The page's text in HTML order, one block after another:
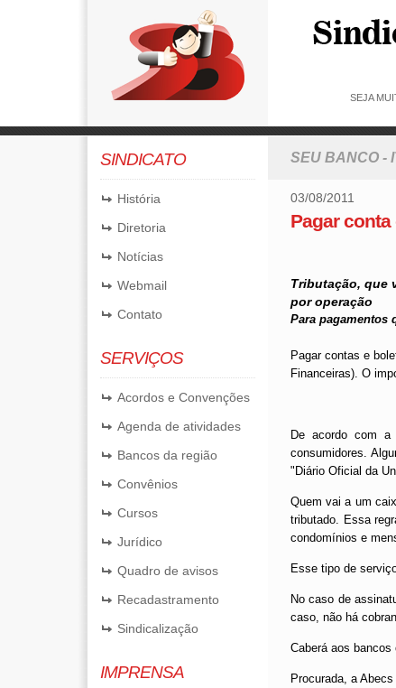
SEJA
SINDICATO
História
Diretoria
Notícias
Webmail
Contato
SERVIÇOS
Acordos e Convenções
Agenda de atividades
Bancos da região
Convênios
Cursos
Jurídico
Quadro de avisos
Recadastramento
Sindicalização
IMPRENSA
SEU BANCO -
03/08/2011
Pagar
Tributação, que
por operação
Para pagamentos
Pagar contas e
Financeiras). O
De acordo com
consumidores.
"Diário Oficial da
Quem vai a um
tributado. Essa
condomín­ios e
Esse tipo de
No caso de
caso, não há
Caberá aos
Procurada, a